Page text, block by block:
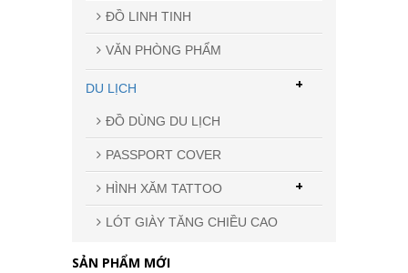
ĐỒ LINH TINH
VĂN PHÒNG PHẨM
DU LỊCH
ĐỒ DÙNG DU LỊCH
PASSPORT COVER
HÌNH XĂM TATTOO +
LÓT GIÀY TĂNG CHIỀU CAO
+
SẢN PHẨM MỚI